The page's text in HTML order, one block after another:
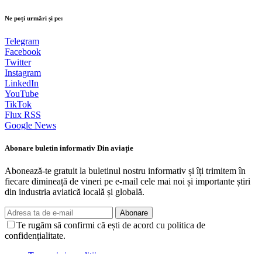
Ne poți urmări și pe:
Telegram
Facebook
Twitter
Instagram
LinkedIn
YouTube
TikTok
Flux RSS
Google News
Abonare buletin informativ Din aviație
Abonează-te gratuit la buletinul nostru informativ și îți trimitem în
fiecare dimineață de vineri pe e-mail cele mai noi și importante știri
din industria aviatică locală și globală.
Abonare
Te rugăm să confirmi că ești de acord cu politica de
confidențialitate.